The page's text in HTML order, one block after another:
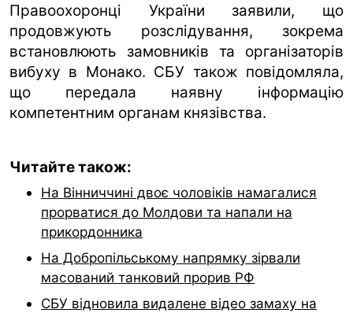
Правоохоронці України заявили, що
продовжують розслідування, зокрема
встановлюють замовників та організаторів
вибуху в Монако. СБУ також повідомляла,
що передала наявну інформацію
компетентним органам князівства.
Читайте також:
На Вінниччині двоє чоловіків намагалися
прорватися до Молдови та напали на
прикордонника
На Добропільському напрямку зірвали
масований танковий прорив РФ
СБУ відновила видалене відео замаху на